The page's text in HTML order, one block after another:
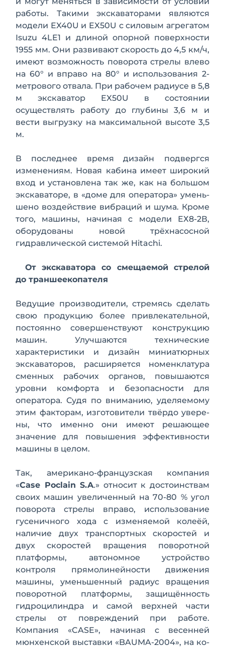
работы. Такими экска­ваторами яв­ляются
моде­ли EX40U и EX50U с силовым агрегатом
Isuzu 4LE1 и длиной опорной поверхности
1955 мм. Они развивают скорость до 4,5 км/ч,
имеют возможность поворота стрелы влево
на 60° и вправо на 80° и исполь­зования 2-
метрового отвала. При рабо­чем радиусе в 5,8
м экскаватор EX50U в состоянии
осуществлять работу до глуби­ны 3,6 м и
вести выгрузку на максималь­ной высоте 3,5
м.­­­
В последнее время дизайн
подвергся
изменени­ям. Новая кабина имеет широкий
вход и установлена так же, как на большом
экс­каваторе, в «доме для оператора» умень­
шено воздействие вибраций и шума. Кроме
того, машины, начиная с модели ЕХ8-2В,
оборудованы новой трёхнасосной
гидравлической системой Hitachi.
От экскаватора со смещае­мой стрелой
до траншееко­пателя
Ведущие производители, стремясь сделать
свою продукцию более привлекательной,
постоянно совершенству­ют конструкцию
машин. Улучшаются технические
характеристики и дизайн миниатюрных
экскавато­ров, расширяется номенк­латура
сменных рабочих органов, повышаются
уровни комфорта и безо­пасности для
оператора. Судя по вниманию, уделяемому
этим факторам, изготовители твёрдо увере­
ны, что именно они имеют решающее
значение для повышения эффективнос­ти
машины в целом.
Так, американо-французская компа­ния
«Case Poclain S.A.» относит к досто­инствам
своих машин увеличенный на 70-80 % угол
поворота стрелы вправо, использование
гусеничного хода с из­меняемой колеёй,
наличие двух транс­портных скоростей и
двух скоростей вращения поворотной
платформы, ав­тономное устройство
контроля прямо­линейности движения
машины, умень­шенный радиус вращения
поворотной платформы, защищённость
гидроци­линдра и самой верхней части
стрелы от повреждений при работе.
Компания «CASE», начиная с весенней
мюнхен­ской выставки «BAUMA-2004», на ко­